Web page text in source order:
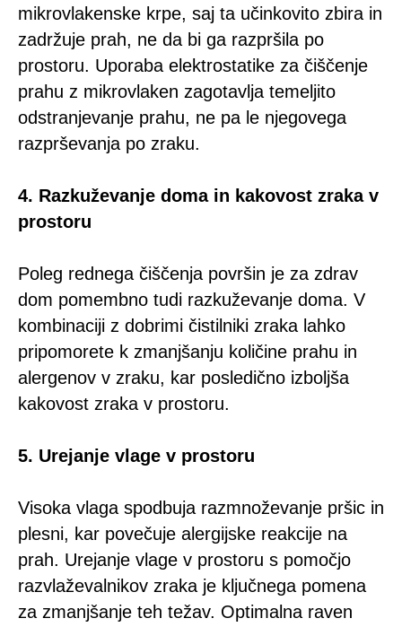
mikrovlakenske krpe, saj ta učinkovito zbira in
zadržuje prah, ne da bi ga razpršila po
prostoru. Uporaba elektrostatike za čiščenje
prahu z mikrovlaken zagotavlja temeljito
odstranjevanje prahu, ne pa le njegovega
razprševanja po zraku.
4. Razkuževanje doma in kakovost zraka v
prostoru
Poleg rednega čiščenja površin je za zdrav
dom pomembno tudi razkuževanje doma. V
kombinaciji z dobrimi čistilniki zraka lahko
pripomorete k zmanjšanju količine prahu in
alergenov v zraku, kar posledično izboljša
kakovost zraka v prostoru.
5. Urejanje vlage v prostoru
Visoka vlaga spodbuja razmnoževanje pršic in
plesni, kar povečuje alergijske reakcije na
prah. Urejanje vlage v prostoru s pomočjo
razvlaževalnikov zraka je ključnega pomena
za zmanjšanje teh težav. Optimalna raven